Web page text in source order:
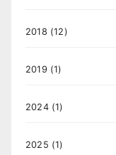
2018 (12)
2019 (1)
2024(1)
2025 (1)